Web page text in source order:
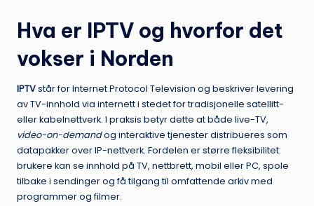
Hva er IPTV og hvorfor det
vokser i Norden
IPTVstår for Internet Protocol Television og beskriver levering
av TV-innhold via internett i stedet for tradisjonelle satellitt-
eller kabelnettverk. I praksis betyr dette at både live-TV,
video-on-demandog interaktive tjenester distribueres som
datapakker over IP-nettverk. Fordelen er større fleksibilitet:
brukere kan se innhold på TV, nettbrett, mobil eller PC, spole
tilbake i sendinger og få tilgang til omfattende arkiv med
programmer og filmer.